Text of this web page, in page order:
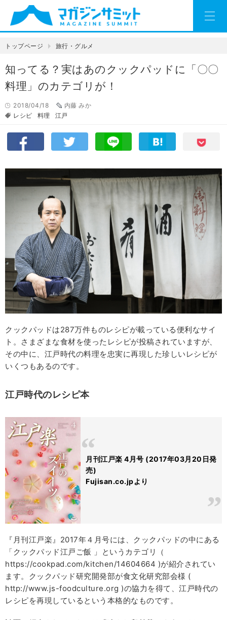
トップページ 旅行・グルメ
知ってる？実はあのクックパッドに「〇〇
料理」のカテゴリが！
2018/04/18
内藤 みか
レシピ
料理 江戸
クックパッドは287万件ものレシピが載っている便利なサイ
ト。さまざまな食材を使ったレシピが投稿されていますが、
その中に、江戸時代の料理を忠実に再現した珍しいレシピが
いくつもあるのです。
江戸時代のレシピ本
月刊江戸楽 4月号 (2017年03月20日発
売)
Fujisan.co.jpより
『月刊江戸楽』2017年４月号には、クックパッドの中にある
「クックパッド江戸ご飯 」というカテゴリ（
https://cookpad.com/kitchen/14604664 )が紹介されてい
ます。クックパッド研究開発部が食文化研究部会様 (
http://www.js-foodculture.org )の協力を得て、江戸時代の
レシピを再現しているという本格的なものです。